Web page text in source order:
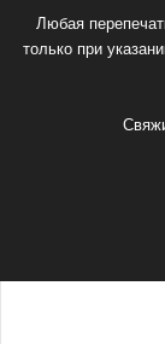
Любая
только при